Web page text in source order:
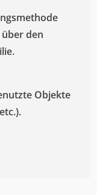
den
Objekte